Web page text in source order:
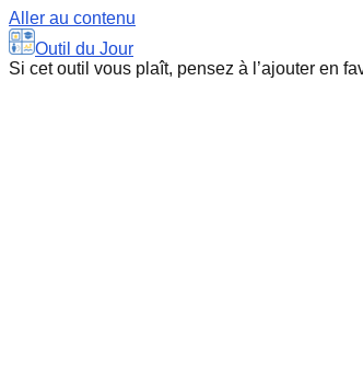
Aller au contenu
Outil du Jour
Si cet outil vous plaît, pensez à l’ajouter en